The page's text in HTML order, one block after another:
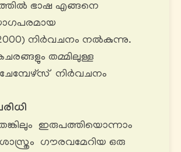
ഭാഷ എങ്ങനെ
നിർവചനം നൽകുന്നു.
തമ്മിലുള്ള
നിർവചനം
ഇരുപത്തിയൊന്നാം
ഗൗരവമേറിയ ഒരു